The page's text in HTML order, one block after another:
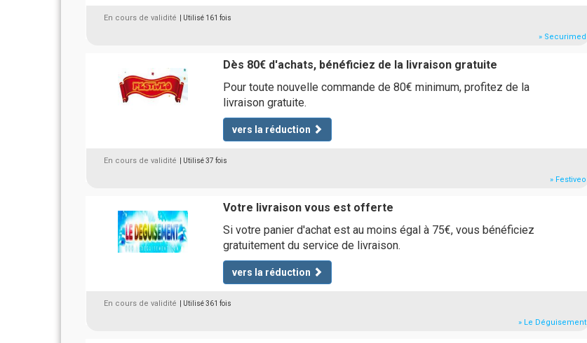
En cours de validité | Utilisé 161 fois
» Securimed
Dès 80€ d'achats, bénéficiez de la livraison gratuite
Pour toute nouvelle commande de 80€ minimum, profitez de la
livraison gratuite.
vers la réduction
En cours de validité | Utilisé 37 fois
» Festiveo
Votre livraison vous est offerte
Si votre panier d'achat est au moins égal à 75€, vous bénéficiez
gratuitement du service de livraison.
vers la réduction
En cours de validité | Utilisé 361 fois
» Le Déguisement